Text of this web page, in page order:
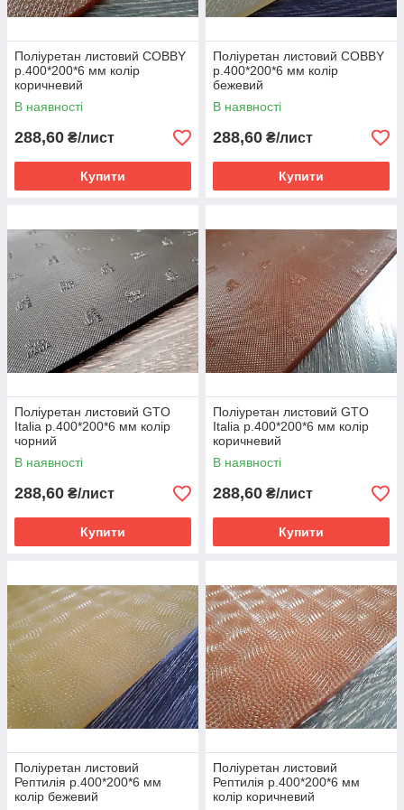
Поліуретан листовий COBBY
р.400*200*6 мм колір
коричневий
В наявності
288,60 ₴/лист
Купити
Поліуретан листовий COBBY
р.400*200*6 мм колір
бежевий
В наявності
288,60 ₴/лист
Купити
Поліуретан листовий GTO
Italia р.400*200*6 мм колір
чорний
В наявності
288,60 ₴/лист
Купити
Поліуретан листовий GTO
Italia р.400*200*6 мм колір
коричневий
В наявності
288,60 ₴/лист
Купити
Поліуретан листовий
Рептилія р.400*200*6 мм
колір бежевий
Поліуретан листовий
Рептилія р.400*200*6 мм
колір коричневий